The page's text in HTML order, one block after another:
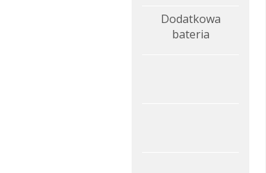
Dodatkowa
bateria